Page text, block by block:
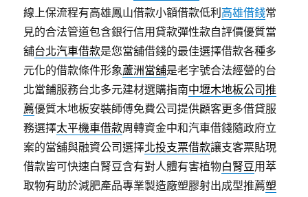
線上保流程有高雄鳳山借款小額借款低利 高雄借錢常
見的合法管道包含銀行信用貸款彈性款自評價優質當
舖台北汽車借款是您當舖借錢的最佳選擇借款各種多
元化的借款條件形象蘆洲當舖是老字號合法經營的台
北當鋪服務台北多元建材選購指南中壢木地板公司推
薦優質木地板安裝師傅免費公司提供顧客更多借貸服
務選擇太平機車借款周轉資金中和汽車借錢隨政府立
案的當舖與融資公司選擇北投支票借款讓支客票貼現
借款皆可快速白腎豆含有對人體有害植物白腎豆用萃
取物有助於減肥產品專業製造廠塑膠射出成型推薦塑